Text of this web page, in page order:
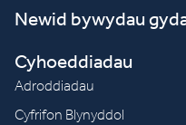
Newid bywydau
Cyhoeddiadau
Adroddiadau
Cyfrifon Blynyddol